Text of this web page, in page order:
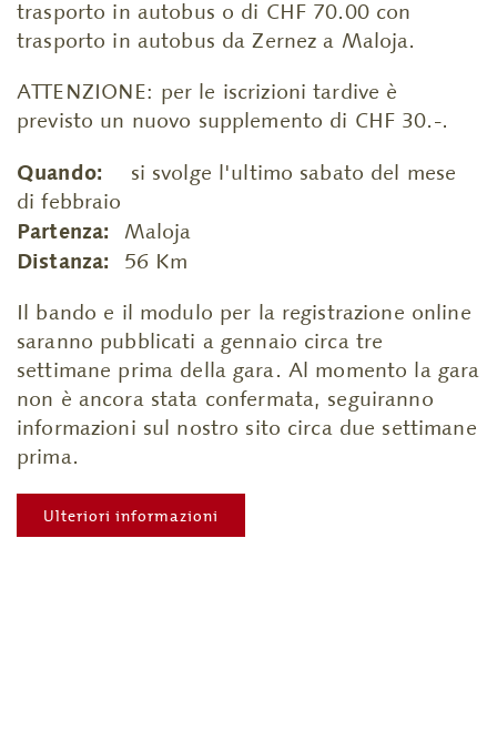
trasporto in autobus o di CHF 70.00 con
trasporto in autobus da Zernez a Maloja.
ATTENZIONE: per le iscrizioni tardive è
previsto un nuovo supplemento di CHF 30.-.
Quando:
si svolge l'ultimo sabato del mese
di febbraio
Partenza: Maloja
Distanza:
56 Km
Il bando e il modulo per la registrazione online
saranno pubblicati a gennaio circa tre
settimane prima della gara. Al momento la gara
non è ancora stata confermata, seguiranno
informazioni sul nostro sito circa due settimane
prima.
Ulteriori informazioni